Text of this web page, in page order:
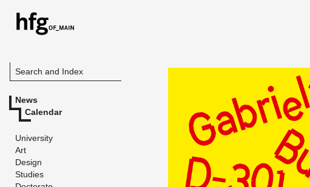
Search and Index
News
Calendar
University
Art
Design
Studies